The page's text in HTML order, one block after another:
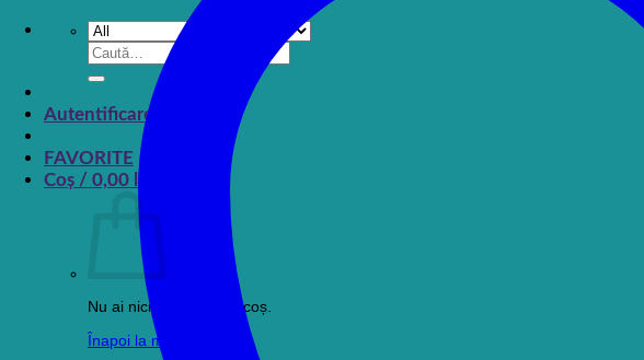
Caută
după:
Autentificare
FAVORITE
Coș / 0,00 lei
Nu ai niciun produs în coș.
Înapoi la magazin